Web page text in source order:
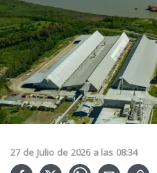
27 de Julio de 2026 a las 08:34